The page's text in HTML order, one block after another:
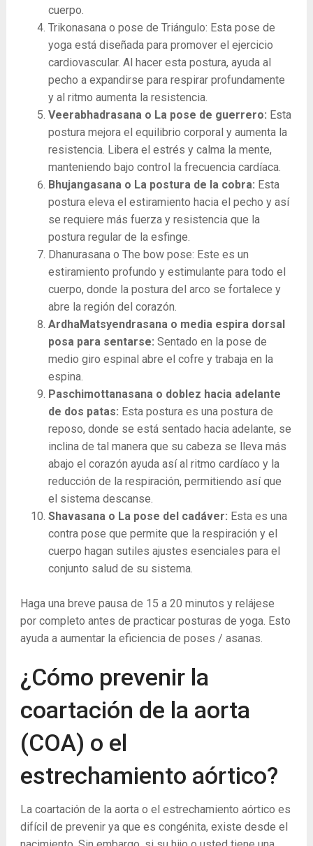
cuerpo.
Trikonasana o pose de Triángulo: Esta pose de
yoga está diseñada para promover el ejercicio
cardiovascular. Al hacer esta postura, ayuda al
pecho a expandirse para respirar profundamente
y al ritmo aumenta la resistencia.
Veerabhadrasana o La pose de guerrero: Esta
postura mejora el equilibrio corporal y aumenta la
resistencia. Libera el estrés y calma la mente,
manteniendo bajo control la frecuencia cardíaca.
Bhujangasana o La postura de la cobra: Esta
postura eleva el estiramiento hacia el pecho y así
se requiere más fuerza y ​​resistencia que la
postura regular de la esfinge.
Dhanurasana o The bow pose: Este es un
estiramiento profundo y estimulante para todo el
cuerpo, donde la postura del arco se fortalece y
abre la región del corazón.
ArdhaMatsyendrasana o media espira dorsal
posa para sentarse: Sentado en la pose de
medio giro espinal abre el cofre y trabaja en la
espina.
Paschimottanasana o doblez hacia adelante
de dos patas: Esta postura es una postura de
reposo, donde se está sentado hacia adelante, se
inclina de tal manera que su cabeza se lleva más
abajo el corazón ayuda así al ritmo cardíaco y la
reducción de la respiración, permitiendo así que
el sistema descanse.
Shavasana o La pose del cadáver: Esta es una
contra pose que permite que la respiración y el
cuerpo hagan sutiles ajustes esenciales para el
conjunto salud de su sistema.
Haga una breve pausa de 15 a 20 minutos y relájese
por completo antes de practicar posturas de yoga. Esto
ayuda a aumentar la eficiencia de poses / asanas.
¿Cómo prevenir la
coartación de la aorta
(COA) o el
estrechamiento aórtico?
La coartación de la aorta o el estrechamiento aórtico es
difícil de prevenir ya que es congénita, existe desde el